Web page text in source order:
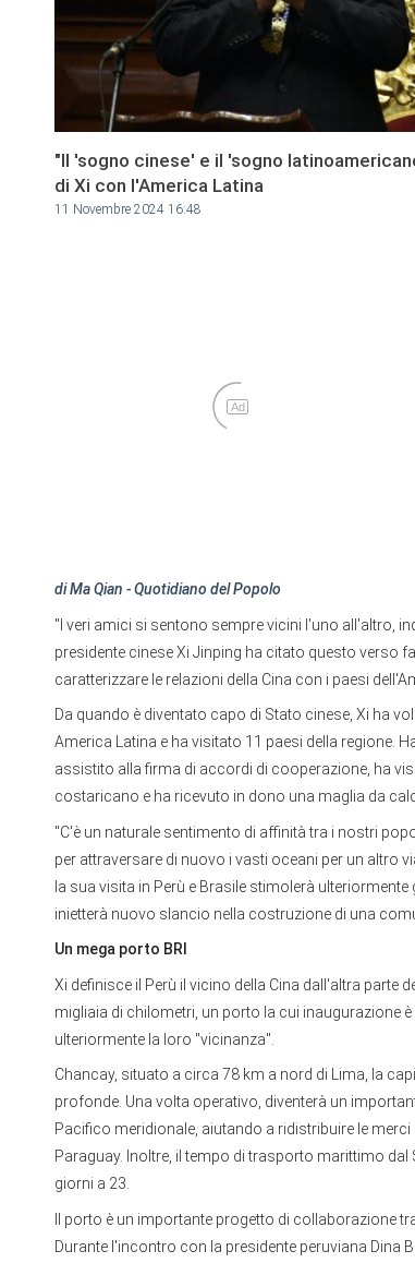
"Il 'sogno cinese' e il 'sogno
di Xi con l'America Latina
11 Novembre 2024 16:48
Ad
di Ma Qian - Quotidiano del Popolo
"I veri amici si sentono sempre vicini l'uno all'altro,
presidente cinese Xi Jinping ha citato questo verso
caratterizzare le relazioni della Cina con i paesi
Da quando è diventato capo di Stato cinese, Xi ha
America Latina e ha visitato 11 paesi della regione.
assistito alla firma di accordi di cooperazione, ha
costaricano e ha ricevuto in dono una maglia da
"C'è un naturale sentimento di affinità tra i nostri
per attraversare di nuovo i vasti oceani per un altro
la sua visita in Perù e Brasile stimolerà
inietterà nuovo slancio nella costruzione di una
Un mega porto BRI
Xi definisce il Perù il vicino della Cina dall'altra parte
migliaia di chilometri, un porto la cui inaugurazione
ulteriormente la loro "vicinanza".
Chancay, situato a circa 78 km a nord di Lima, la
profonde. Una volta operativo, diventerà un
Pacifico meridionale, aiutando a ridistribuire le
Paraguay. Inoltre, il tempo di trasporto marittimo
giorni a 23.
Il porto è un importante progetto di collaborazione
Durante l'incontro con la presidente peruviana Dina